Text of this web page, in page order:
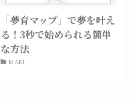
「夢育マップ」で夢を叶え
る！3秒で始められる簡単
な方法
MAKI